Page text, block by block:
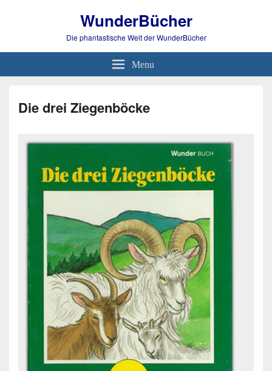
WunderBücher
Die phantastische Welt der WunderBücher
Menu
Die drei Ziegenböcke